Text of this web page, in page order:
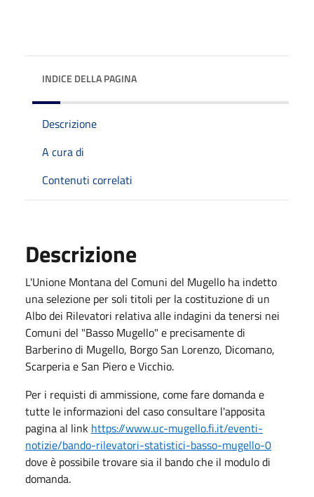
INDICE DELLA PAGINA
Descrizione
A cura di
Contenuti correlati
Descrizione
L'Unione Montana del Comuni del Mugello ha indetto
una selezione per soli titoli per la costituzione di un
Albo dei Rilevatori relativa alle indagini da tenersi nei
Comuni del "Basso Mugello" e precisamente di
Barberino di Mugello, Borgo San Lorenzo, Dicomano,
Scarperia e San Piero e Vicchio.
Per i requisti di ammissione, come fare domanda e
tutte le informazioni del caso consultare l'apposita
pagina al link https://www.uc-mugello.fi.it/eventi-
notizie/bando-rilevatori-statistici-basso-mugello-0
dove è possibile trovare sia il bando che il modulo di
domanda.